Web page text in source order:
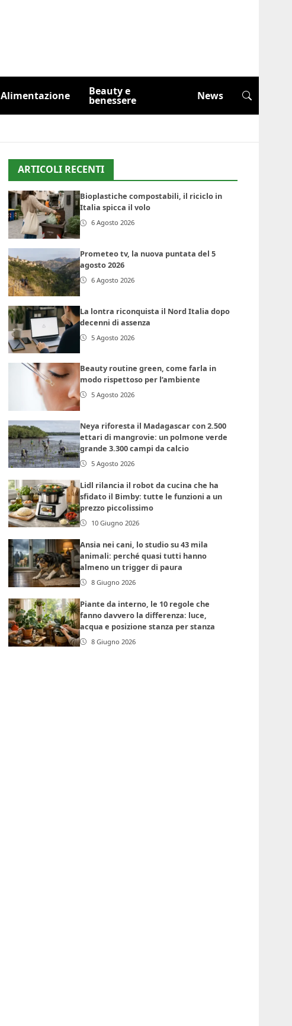
Alimentazione Beauty e
benessere News
ARTICOLI RECENTI
Bioplastiche compostabili, il riciclo in
Italia spicca il volo
6 Agosto 2026
Prometeo tv, la nuova puntata del 5
agosto 2026
6 Agosto 2026
La lontra riconquista il Nord Italia dopo
decenni di assenza
5 Agosto 2026
Beauty routine green, come farla in
modo rispettoso per l’ambiente
5 Agosto 2026
Neya riforesta il Madagascar con 2.500
ettari di mangrovie: un polmone verde
grande 3.300 campi da calcio
5 Agosto 2026
Lidl rilancia il robot da cucina che ha
sfidato il Bimby: tutte le funzioni a un
prezzo piccolissimo
10 Giugno 2026
Ansia nei cani, lo studio su 43 mila
animali: perché quasi tutti hanno
almeno un trigger di paura
8 Giugno 2026
Piante da interno, le 10 regole che
fanno davvero la differenza: luce,
acqua e posizione stanza per stanza
8 Giugno 2026